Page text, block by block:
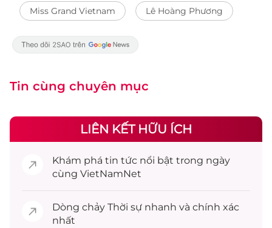
Miss Grand Vietnam Lê Hoàng Phương
Tin cùng chuyên mục
LIÊN KẾT HỮU ÍCH
Khám phá tin tức nổi bật trong ngày
cùng VietNamNet
Dòng chảy Thời sự nhanh và chính xác
nhất